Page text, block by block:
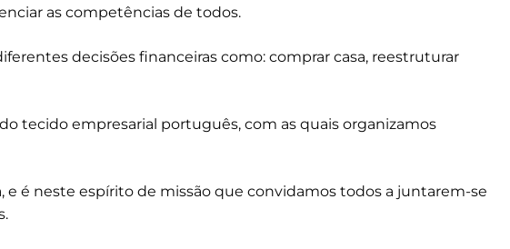
as competências de todos.
decisões financeiras como: comprar casa, reestruturar
tecido empresarial português, com as quais organizamos
é neste espírito de missão que convidamos todos a juntarem-se